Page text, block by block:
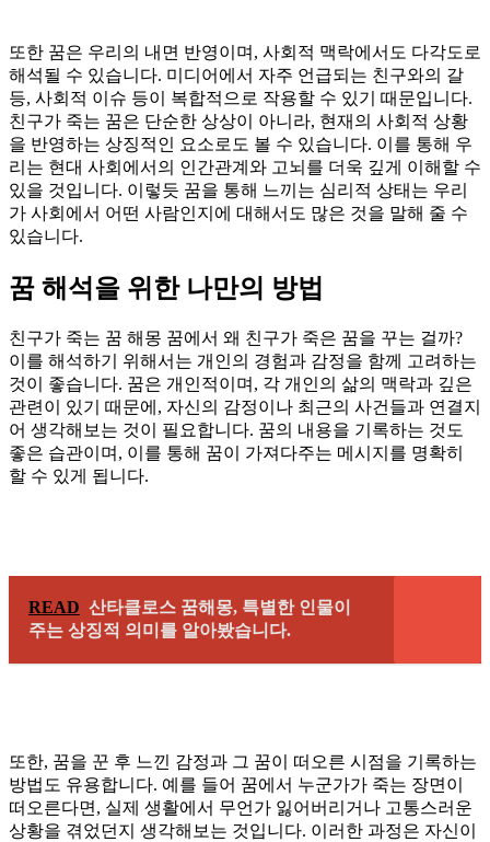
또한 꿈은 우리의 내면 반영이며, 사회적 맥락에서도 다각도로
해석될 수 있습니다. 미디어에서 자주 언급되는 친구와의 갈
등, 사회적 이슈 등이 복합적으로 작용할 수 있기 때문입니다.
친구가 죽는 꿈은 단순한 상상이 아니라, 현재의 사회적 상황
을 반영하는 상징적인 요소로도 볼 수 있습니다. 이를 통해 우
리는 현대 사회에서의 인간관계와 고뇌를 더욱 깊게 이해할 수
있을 것입니다. 이렇듯 꿈을 통해 느끼는 심리적 상태는 우리
가 사회에서 어떤 사람인지에 대해서도 많은 것을 말해 줄 수
있습니다.
꿈 해석을 위한 나만의 방법
친구가 죽는 꿈 해몽 꿈에서 왜 친구가 죽은 꿈을 꾸는 걸까?
이를 해석하기 위해서는 개인의 경험과 감정을 함께 고려하는
것이 좋습니다. 꿈은 개인적이며, 각 개인의 삶의 맥락과 깊은
관련이 있기 때문에, 자신의 감정이나 최근의 사건들과 연결지
어 생각해보는 것이 필요합니다. 꿈의 내용을 기록하는 것도
좋은 습관이며, 이를 통해 꿈이 가져다주는 메시지를 명확히
할 수 있게 됩니다.
READ 산타클로스 꿈해몽, 특별한 인물이
주는 상징적 의미를 알아봤습니다.
또한, 꿈을 꾼 후 느낀 감정과 그 꿈이 떠오른 시점을 기록하는
방법도 유용합니다. 예를 들어 꿈에서 누군가가 죽는 장면이
떠오른다면, 실제 생활에서 무언가 잃어버리거나 고통스러운
상황을 겪었던지 생각해보는 것입니다. 이러한 과정은 자신이